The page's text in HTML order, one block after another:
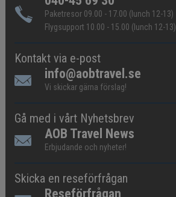
Paketresor 09.00 - 17.00 (lunch 12-13)
Flygsupport 10.00 - 15.00 (lunch 12-13)
Kontakt via e-post
info@aobtravel.se
Vi skickar gärna förslag!
Gå med i vårt Nyhetsbrev
AOB Travel News
Erbjudande och nyheter!
Skicka en reseförfrågan
Reseförfrågan